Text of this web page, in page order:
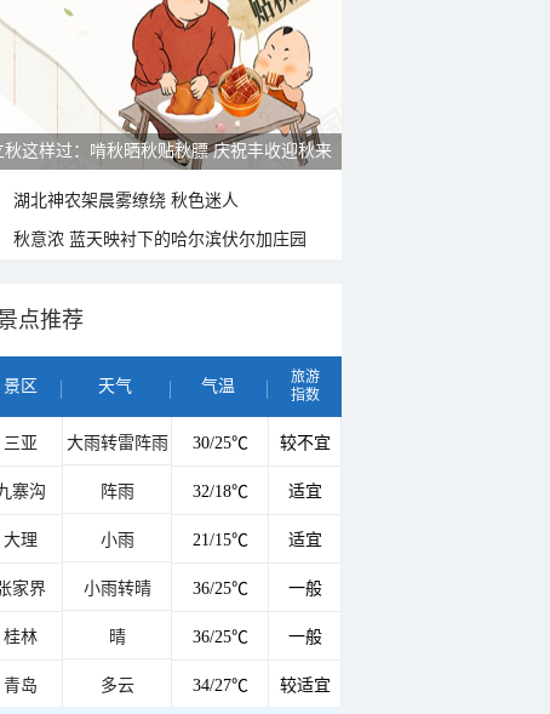
秋这样过：啃秋晒秋贴秋膘 庆祝丰收迎秋来
湖北神农架晨雾缭绕 秋色迷人
秋意浓 蓝天映衬下的哈尔滨伏尔加庄园
点推荐
景区 天气 气温
旅游
指数
三亚 大雨转雷阵雨 30/25℃ 较不宜
寨沟 阵雨 32/18℃ 适宜
大理 小雨 21/15℃ 适宜
家界 小雨转晴 36/25℃ 一般
桂林 晴 36/25℃ 一般
青岛 多云 34/27℃ 较适宜